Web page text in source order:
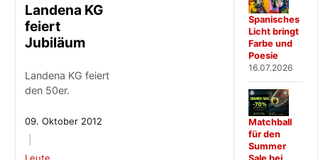
Landena KG
feiert
Jubiläum
Landena KG feiert
den 50er.
09. Oktober 2012
Leute
Spanisches
Licht bringt
Farbe und
Poesie
16.07.2026
Matchball
für den
Summer